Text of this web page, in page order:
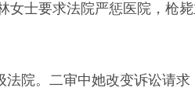
士要求法院严惩医院，枪
院。二审中她改变诉讼请求